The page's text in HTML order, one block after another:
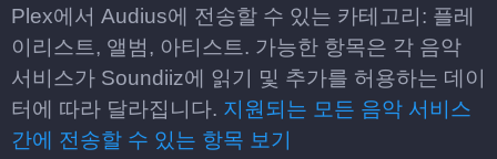
Plex에서 Audius에 전송할 수 있는 카테고리: 플레
이리스트, 앨범, 아티스트. 가능한 항목은 각 음악
서비스가 Soundiiz에 읽기 및 추가를 허용하는 데이
터에 따라 달라집니다. 지원되는 모든 음악 서비스
간에 전송할 수 있는 항목 보기